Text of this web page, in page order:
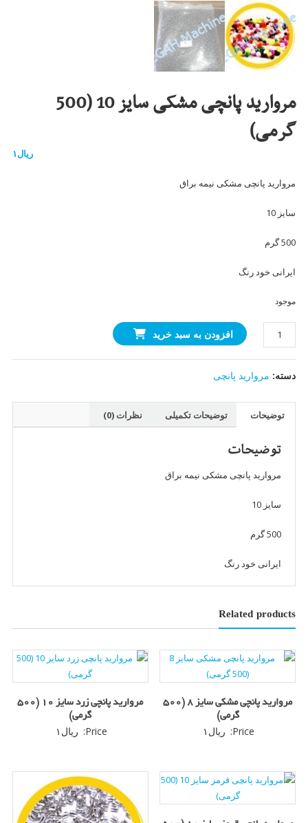
مروارید پانچی مشکی سایز 10 (500
گرمی)
ریال۱
مروارید پانچی مشکی نیمه براق
سایز 10
500 گرم
ایرانی خود رنگ
موجود
مروارید
پانچی
مشکی
سایز
گرمی)
افزودن به سبد خرید
دسته: مروارید پانچی
توضیحات توضیحات تکمیلی نظرات (0)
توضیحات
مروارید پانچی مشکی نیمه براق
سایز 10
500 گرم
ایرانی خود رنگ
Related products
مروارید پانچی مشکی سایز 8 (500
گرمی)
Price: ریال ۱
مروارید پانچی زرد سایز 10 (500
گرمی)
Price: ریال ۱